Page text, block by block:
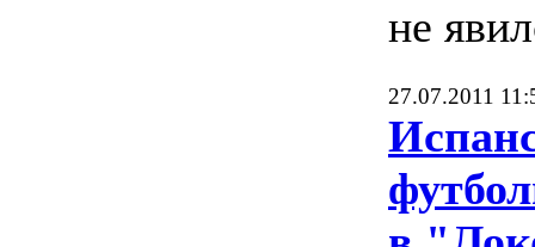
не
27.07.2011